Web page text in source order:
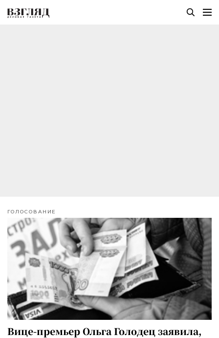
ГОЛОСОВАНИЕ
Вице-премьер Ольга Голодец заявила,